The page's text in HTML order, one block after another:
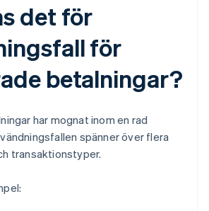
det för
för
betalningar?
har mognat inom en rad
spänner över flera
transaktionstyper.